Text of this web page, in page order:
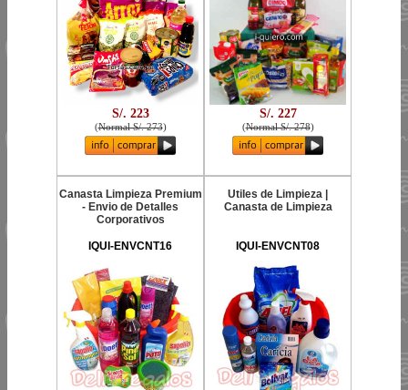
S/. 223
(Normal S/. 273)
S/. 227
(Normal S/. 278)
Canasta Limpieza Premium
- Envio de Detalles
Corporativos
IQUI-ENVCNT16
Utiles de Limpieza |
Canasta de Limpieza
IQUI-ENVCNT08